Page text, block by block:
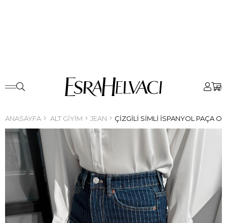
0
ANASAYFA ALT GIYIM JEAN ÇIZGILI SIMLI İSPANYOL PAÇA